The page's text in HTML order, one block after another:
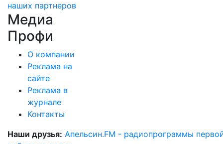
наших партнеров
Медиа
Профи
О компании
Реклама на
сайте
Реклама в
журнале
Контакты
Наши друзья: Апельсин.FM - радиопрограммы